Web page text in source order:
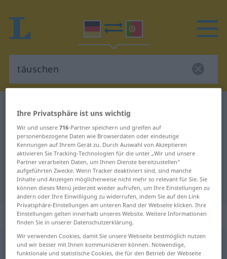
Deutsch-Portugiesisch
Übersetzung für "täuschen"
"täuschen" Portugiesisch
Übersetzung
„täuschen“
täuschen [ˈtɔʏʃən]
Ihre Privatsphäre ist uns wichtig
Wir und unsere716-Partner speichern und greifen auf
personenbezogene Daten wie Browserdaten oder eindeutige
Kennungen auf Ihrem Gerät zu. Durch Auswahl von Akzeptieren
aktivieren Sie Tracking-Technologien für die unter „Wir und unsere
Partner verarbeiten Daten, um Ihnen Dienste bereitzustellen“
aufgeführten Zwecke. Wenn Tracker deaktiviert sind, sind manche
Inhalte und Anzeigen möglicherweise nicht mehr so relevant für Sie. Sie
können dieses Menü jederzeit wieder aufrufen, um Ihre Einstellungen zu
ändern oder Ihre Einwilligung zu widerrufen, indem Sie auf den Link
Privatsphäre-Einstellungen am unteren Rand der Webseite klicken. Ihre
Einstellungen gelten innerhalb unseres Website. Weitere Informationen
finden Sie in unserer Datenschutzerklärung.
Wir verwenden Cookies, damit Sie unsere Webseite bestmöglich nutzen
und wir besser mit Ihnen kommunizieren können. Notwendige,
funktionale und statistische Cookies, die für den Betrieb der Webseite